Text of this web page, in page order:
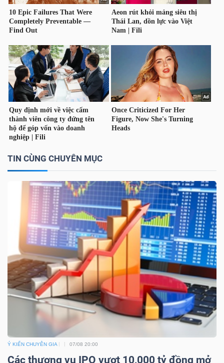
TIN CÙNG CHUYÊN MỤC
Ý KIẾN CHUYÊN GIA 07/08 20:00
Các thương vụ IPO vượt 10,000 tỷ đồng mở